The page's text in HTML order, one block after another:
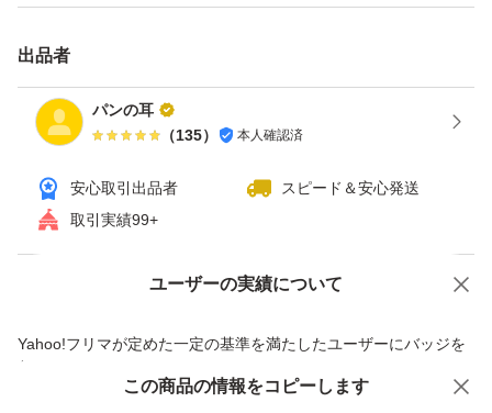
N10がおすすめの人
・色白～明るめ肌の人
・ブルベ・イエベどちらにも寄りすぎたくない人
・ナチュラルにトーンアップしたい人
★こちら，すり替え防止のため、ご購入後の返品不可で
出品者
パンの耳
（135） 本人確認済
安心取引出品者
スピード＆安心発送
取引実績99+
ユーザーの実績について
Yahoo!フリマが定めた一定の基準を満たしたユーザーにバッジを
付与しています
価格の相談 商品への質問
この商品の情報をコピーします
この商品をみている人にオススメ